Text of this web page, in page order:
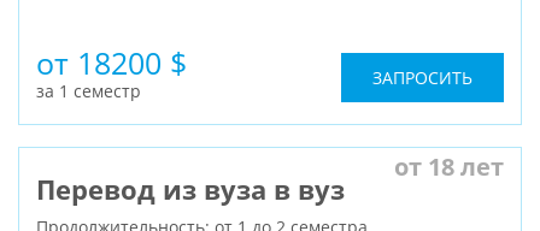
от 18200 $
за 1 семестр
ЗАПРОСИТЬ
Перевод из вуза в вуз
от 18 лет